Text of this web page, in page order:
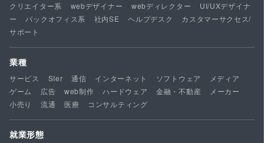
クリエイター系
webデザイナー webディレクター
UI/UXデザイナ
ー
バックオフィス系 社内SE ヘルプデスク
カスタマーサクセス/
サポート
業種
サービス SIer 通信 インターネット ソフトウェア
メディア
ゲーム
広告 web制作 ハードウェア 金融・不動産
メーカー
小売り
流通 医療 コンサルティング
就業形態